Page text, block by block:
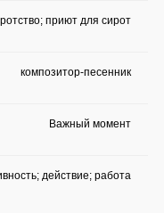
приют для сирот
композитор-песенник
Важный момент
действие; работа